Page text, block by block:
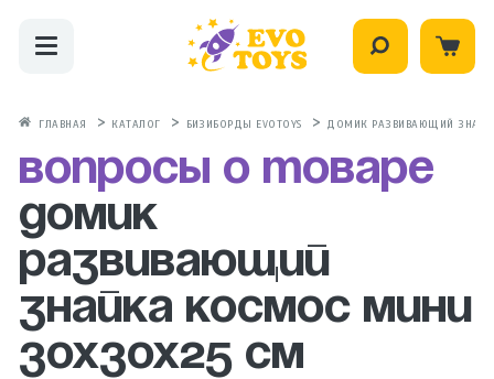
ГЛАВНАЯ КАТАЛОГ БИЗИБОРДЫ EVOTOYS ДОМИК РАЗВИВАЮЩИЙ
Вопросы о товаре
Домик
развивающий
Знайка Космос Мини
30х30х25 см